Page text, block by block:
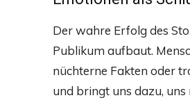
Der wahre Erfolg des
Publikum aufbaut.
nüchterne Fakten oder
und bringt uns dazu,